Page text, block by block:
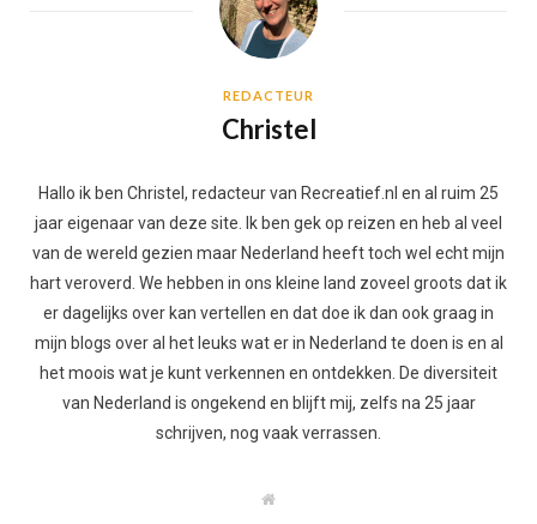
REDACTEUR
Christel
Hallo ik ben Christel, redacteur van Recreatief.nl en al ruim 25
jaar eigenaar van deze site. Ik ben gek op reizen en heb al veel
van de wereld gezien maar Nederland heeft toch wel echt mijn
hart veroverd. We hebben in ons kleine land zoveel groots dat ik
er dagelijks over kan vertellen en dat doe ik dan ook graag in
mijn blogs over al het leuks wat er in Nederland te doen is en al
het moois wat je kunt verkennen en ontdekken. De diversiteit
van Nederland is ongekend en blijft mij, zelfs na 25 jaar
schrijven, nog vaak verrassen.
W